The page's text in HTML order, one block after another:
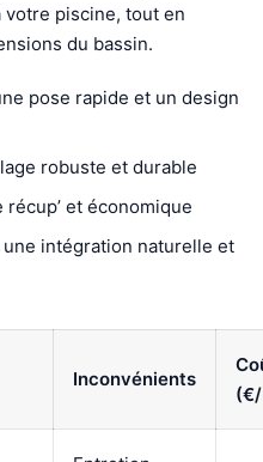
piscine, tout en
du bassin.
pose rapide et un design
robuste et durable
et économique
intégration naturelle et
Inconvénients
(€/